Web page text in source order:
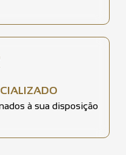
à sua disposição